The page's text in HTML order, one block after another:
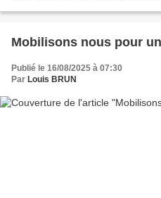
Mobilisons nous pour
Publié le 16/08/2025 à 07:30
Par Louis BRUN